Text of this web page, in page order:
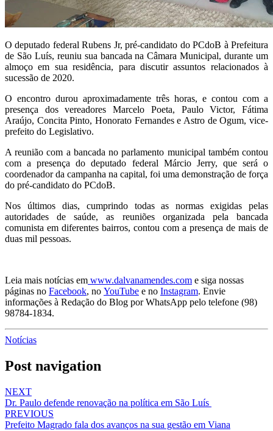
O deputado federal Rubens Jr, pré-candidato do PCdoB à Prefeitura
de São Luís, reuniu sua bancada na Câmara Municipal, durante um
almoço em sua residência, para discutir assuntos relacionados à
sucessão de 2020.
O encontro durou aproximadamente três horas, e contou com a
presença dos vereadores Marcelo Poeta, Paulo Victor, Fátima
Araújo, Concita Pinto, Honorato Fernandes e Astro de Ogum, vice-
prefeito do Legislativo.
A reunião com a bancada no parlamento municipal também contou
com a presença do deputado federal Márcio Jerry, que será o
coordenador da campanha na capital, foi uma demonstração de força
do pré-candidato do PCdoB.
Nos últimos dias, cumprindo todas as normas exigidas pelas
autoridades de saúde, as reuniões organizada pela bancada
comunista em diferentes bairros, contou com a presença de mais de
duas mil pessoas.
Leia mais notícias em www.dalvanamendes.com e siga nossas
páginas no Facebook, no YouTube e no Instagram. Envie
informações à Redação do Blog por WhatsApp pelo telefone (98)
98784-1834.
Notícias
Post navigation
NEXT
Dr. Paulo defende renovação na política em São Luís
PREVIOUS
Prefeito Magrado fala dos avanços na sua gestão em Viana